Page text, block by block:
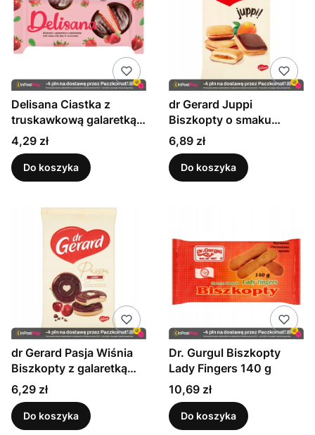
Delisana Ciastka z
truskawkową galaretką
135g
Cena
4,29 zł
Do koszyka
dr Gerard Juppi
Biszkopty o smaku
morelowym 205 g
Cena
6,89 zł
Do koszyka
dr Gerard Pasja Wiśnia
Biszkopty z galaretką
150 g
Cena
6,29 zł
Do koszyka
Dr. Gurgul Biszkopty
Lady Fingers 140 g
Cena
10,69 zł
Do koszyka